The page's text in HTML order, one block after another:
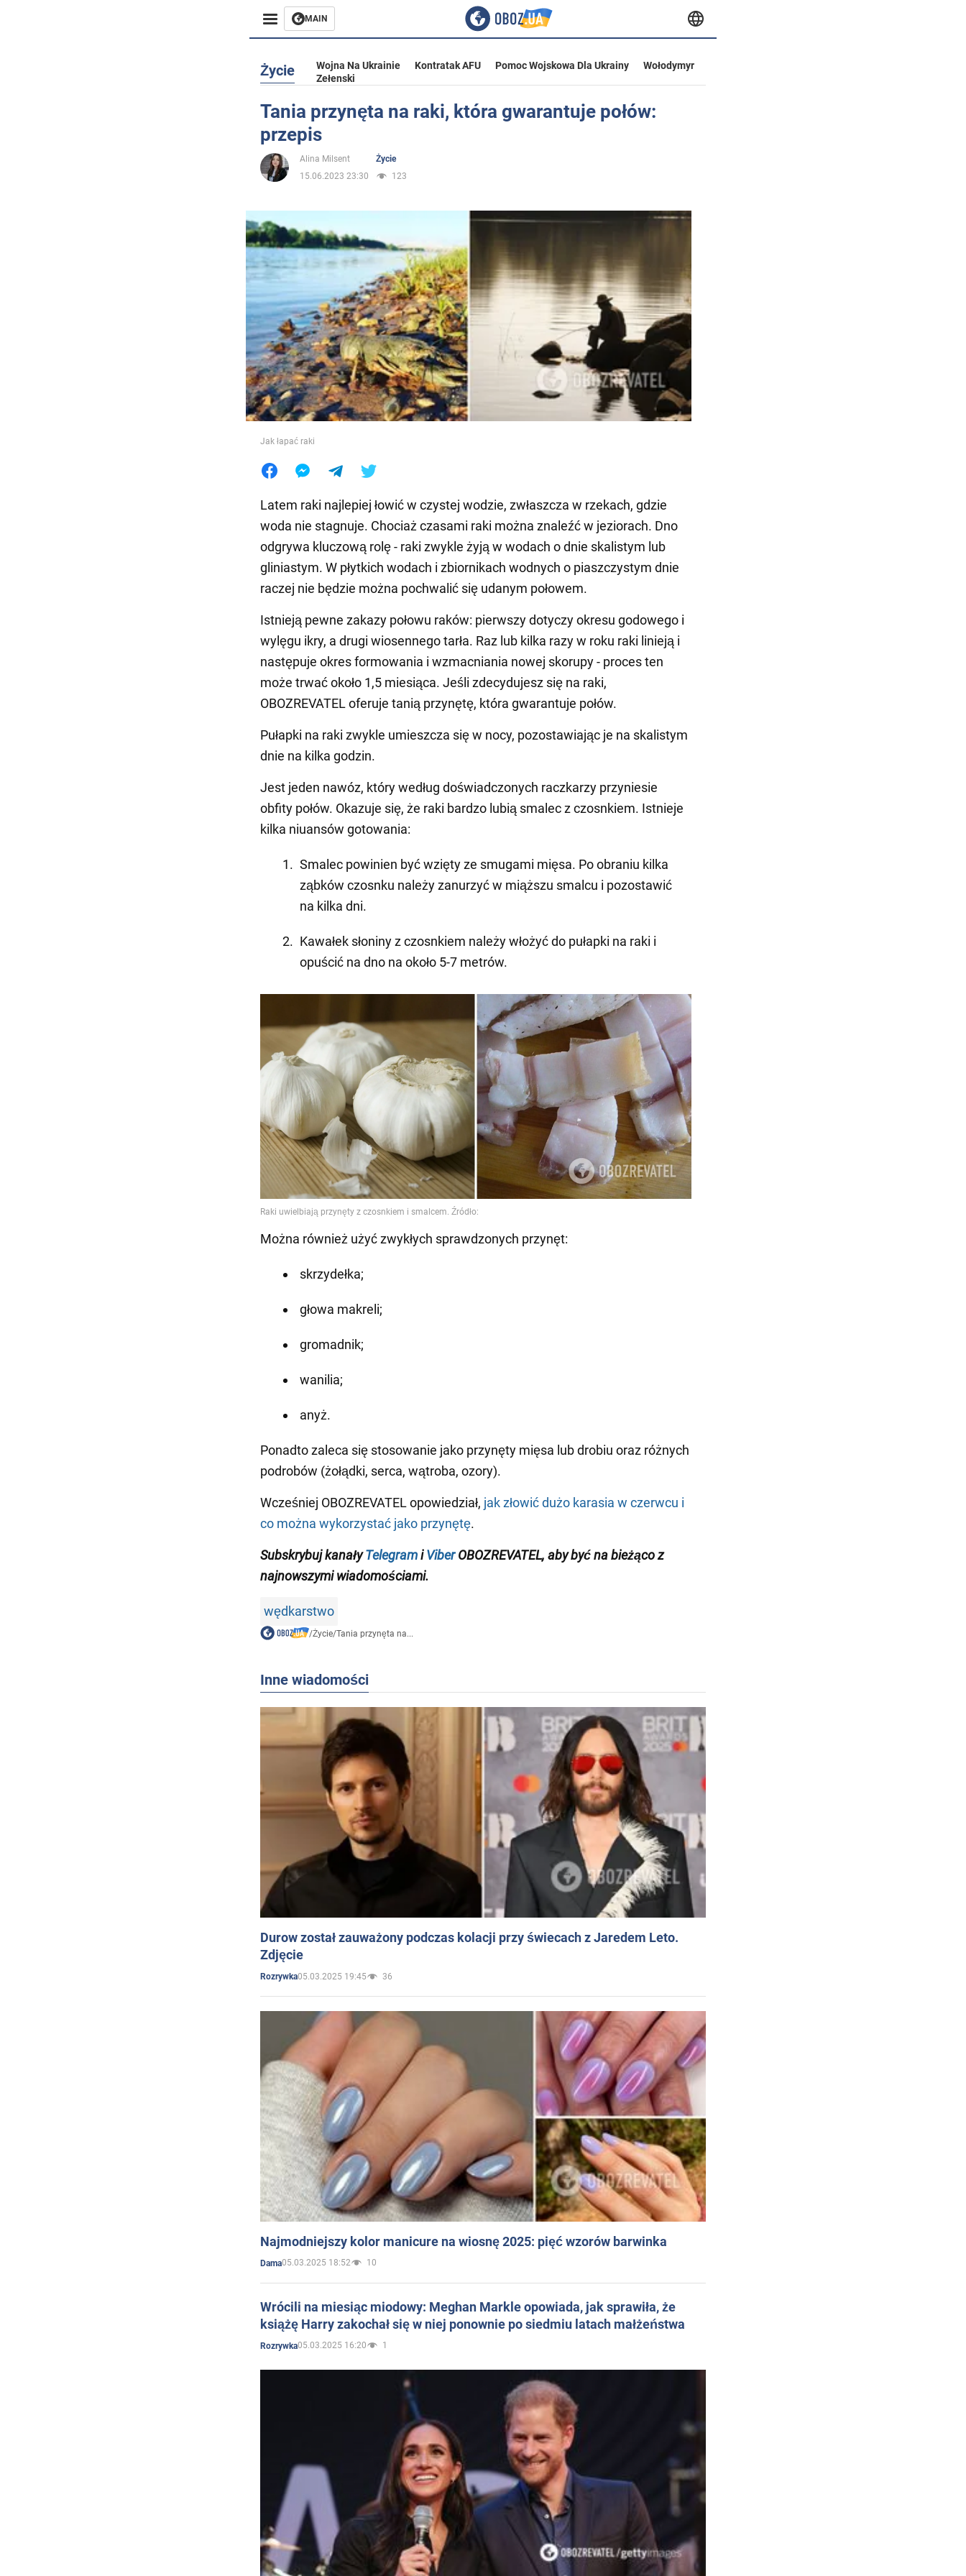
MAIN
Rozrywka
Życie
Społeczeństwo
Wojna na Ukrainie
Świat
Jedzenie
Życie Wojna Na Ukrainie Kontratak AFU Pomoc Wojskowa Dla Ukrainy
Wołodymyr
Zełenski
Tania przynęta na raki, która gwarantuje połów:
przepis
Alina Milsent
Życie
15.06.2023 23:30
123
Jak łapać raki
Latem raki najlepiej łowić w czystej wodzie, zwłaszcza w rzekach, gdzie
woda nie stagnuje. Chociaż czasami raki można znaleźć w jeziorach. Dno
odgrywa kluczową rolę - raki zwykle żyją w wodach o dnie skalistym lub
gliniastym. W płytkich wodach i zbiornikach wodnych o piaszczystym dnie
raczej nie będzie można pochwalić się udanym połowem.
Istnieją pewne zakazy połowu raków: pierwszy dotyczy okresu godowego i
wylęgu ikry, a drugi wiosennego tarła. Raz lub kilka razy w roku raki linieją i
następuje okres formowania i wzmacniania nowej skorupy - proces ten
może trwać około 1,5 miesiąca. Jeśli zdecydujesz się na raki,
OBOZREVATEL oferuje tanią przynętę, która gwarantuje połów.
Pułapki na raki zwykle umieszcza się w nocy, pozostawiając je na skalistym
dnie na kilka godzin.
Jest jeden nawóz, który według doświadczonych raczkarzy przyniesie
obfity połów. Okazuje się, że raki bardzo lubią smalec z czosnkiem. Istnieje
kilka niuansów gotowania:
Smalec powinien być wzięty ze smugami mięsa. Po obraniu kilka
ząbków czosnku należy zanurzyć w miąższu smalcu i pozostawić
na kilka dni.
Kawałek słoniny z czosnkiem należy włożyć do pułapki na raki i
opuścić na dno na około 5-7 metrów.
Można również użyć zwykłych sprawdzonych przynęt:
skrzydełka;
głowa makreli;
gromadnik;
wanilia;
anyż.
Ponadto zaleca się stosowanie jako przynęty mięsa lub drobiu oraz różnych
podrobów (żołądki, serca, wątroba, ozory).
Wcześniej OBOZREVATEL opowiedział, jak złowić dużo karasia w czerwcu i
co można wykorzystać jako przynętę.
Subskrybuj kanałyTelegramiViberOBOZREVATEL, aby być na bieżąco z
najnowszymi wiadomościami.
wędkarstwo
/Życie/Tania przynęta na...
Inne wiadomości
Durow został zauważony podczas kolacji przy świecach z Jaredem Leto.
Zdjęcie
Rozrywka05.03.2025 19:45 36
Najmodniejszy kolor manicure na wiosnę 2025: pięć wzorów barwinka
Dama05.03.2025 18:52 10
Wrócili na miesiąc miodowy: Meghan Markle opowiada, jak sprawiła, że
książę Harry zakochał się w niej ponownie po siedmiu latach małżeństwa
Rozrywka05.03.2025 16:20 1